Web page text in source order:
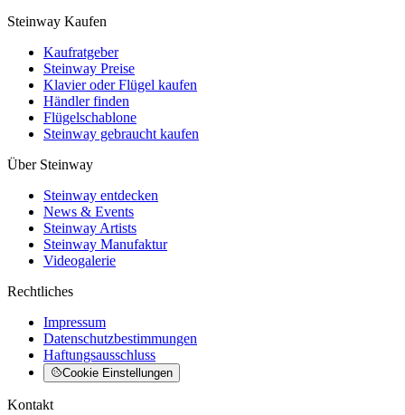
Steinway Kaufen
Kaufratgeber
Steinway Preise
Klavier oder Flügel kaufen
Händler finden
Flügelschablone
Steinway gebraucht kaufen
Über Steinway
Steinway entdecken
News & Events
Steinway Artists
Steinway Manufaktur
Videogalerie
Rechtliches
Impressum
Datenschutzbestimmungen
Haftungsausschluss
Cookie Einstellungen
Kontakt